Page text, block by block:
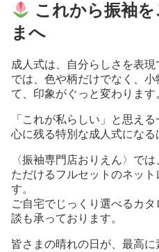
これから振袖
まへ
成人式は、自分らしさを表
では、色や柄だけでなく、
て、印象がぐっと変わります
「これが私らしい」と思え
心に残る特別な成人式になる
〈振袖専門店おりえん〉で
ただけるフルセットのネッ
す。
ご自宅でじっくり選べるカ
談も承っております。
皆さまの晴れの日が、最高